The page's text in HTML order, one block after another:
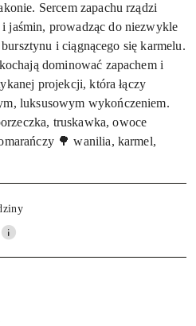
Sercem zapachu rządzi
jaśmin, prowadząc do niezwykle
i ciągnącego się karmelu.
dominować zapachem i
projekcji, która łączy
luksusowym wykończeniem.
truskawka, owoce
🌳 wanilia, karmel,